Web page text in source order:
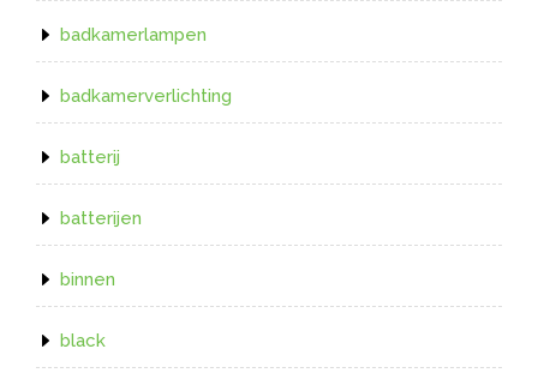
badkamerlampen
badkamerverlichting
batterij
batterijen
binnen
black